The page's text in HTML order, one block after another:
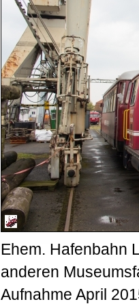
Ehem. Hafenbahn
anderen
Aufnahme April